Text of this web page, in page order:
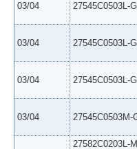
03/04 27545C0503L-
03/04 27545C0503L-
03/04 27545C0503L-
03/04 27545C0503M-
27582C0203L-